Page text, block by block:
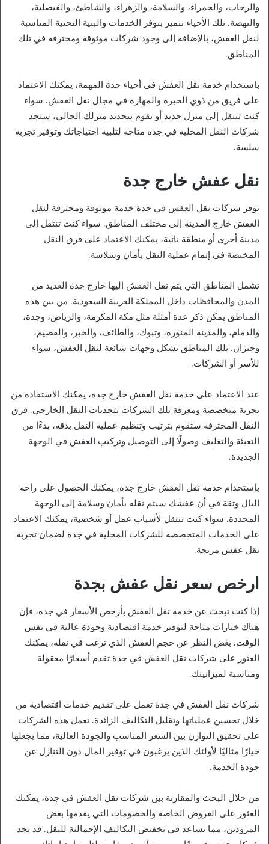
والرحاب، والحمراء، والسلامة، والزهراء، والشاطئ، والفيصلية،
والنهضة. تلك الأحياء تتميز بتوفر الخدمات والبنية التحتية المناسبة
لنقل العفش، بالإضافة إلى وجود شركات موثوقة ومحترفة في تلك
المناطق.
باستخدام خدمة نقل العفش في أحياء جدة المهمة، يمكنك الاعتماد
على فريق من ذوي الخبرة والمهارة في مجال نقل العفش. سواء
كنت تنتقل إلى منزل جديد أو تقوم بتجديد منزلك الحالي، ستجد
شركات النقل المحلية في جدة متاحة لتلبية احتياجاتك وتوفير تجربة
سلسة.
نقل عفش خارج جدة
توفر شركات نقل العفش في جدة خدمة موثوقة ومحترفة لنقل
العفش خارج المدينة إلى مختلف المناطق. سواء كنت تنتقل إلى
مدينة أخرى أو منطقة نائية، يمكنك الاعتماد على فرق النقل
المختصة في إتمام عملية النقل بأمان وسلاسة.
تشمل المناطق التي يتم نقل العفش إليها خارج جدة العديد من
المدن والمحافظات داخل المملكة العربية السعودية. من بين هذه
المناطق يمكن ذكر عدة أمثلة مثل مكة المكرمة، والرياض، وجدة،
والدمام، والمدينة المنورة، وتبوك، والطائف، والخبر، والقصيم،
وجيزان. تلك المناطق تشكل وجهات شائعة لنقل العفش، سواء
للأسر أو الشركات.
عند الاعتماد على خدمة نقل العفش خارج جدة، يمكنك الاستفادة من
تجربة متخصصة ومعرفة تلك الشركات بتحديات النقل الخارجي. فرق
النقل المحترفة ستقوم بترتيب وتنظيم عملية النقل بدقة، بدءًا من
التعبئة والتغليف وصولًا إلى التوصيل وتركيب العفش في الوجهة
الجديدة.
باستخدام خدمة نقل العفش خارج جدة، يمكنك الحصول على راحة
البال وثقة في أن عفشك سيتم نقله بأمان وسلامة إلى الوجهة
المحددة. سواء كنت تنتقل لأسباب عمل أو شخصية، يمكنك الاعتماد
على الخدمات المتخصصة للشركات المحلية في جدة لضمان تجربة
نقل عفش مريحة.
ارخص سعر نقل عفش بجدة
إذا كنت تبحث عن خدمة نقل العفش بأرخص الأسعار في جدة، فإن
هناك خيارات متاحة لتوفير خدمة اقتصادية وجودة عالية في نفس
الوقت. بغض النظر عن حجم العفش الذي ترغب في نقله، يمكنك
العثور على شركات نقل العفش في جدة تقدم أسعارًا معقولة
ومناسبة لميزانيتك.
شركات نقل العفش في جدة تعمل على تقديم خدمات اقتصادية من
خلال تحسين عملياتها وتقليل التكاليف الزائدة. تعمل هذه الشركات
على تحقيق التوازن بين السعر المناسب والجودة العالية، مما يجعلها
خيارًا مثاليًا لأولئك الذين يرغبون في توفير المال دون التنازل عن
جودة الخدمة.
من خلال البحث والمقارنة بين شركات نقل العفش في جدة، يمكنك
العثور على العروض الخاصة والخصومات التي يقدمها بعض
المزودين، مما يساعد في تخفيض التكاليف الإجمالية للنقل. قد تجد